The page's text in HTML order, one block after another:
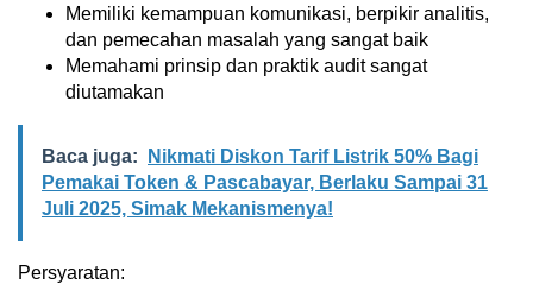
Memiliki kemampuan komunikasi, berpikir analitis,
dan pemecahan masalah yang sangat baik
Memahami prinsip dan praktik audit sangat
diutamakan
Baca juga:
Nikmati Diskon Tarif Listrik 50% Bagi
Pemakai Token & Pascabayar, Berlaku Sampai 31
Juli 2025, Simak Mekanismenya!
Persyaratan: